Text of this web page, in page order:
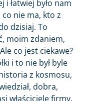
łatwiej było nam
nie ma, kto z
dzisiaj. To
moim zdaniem,
co jest ciekawe?
i to nie był byle
z kosmosu,
dobra,
właściciele firmy,